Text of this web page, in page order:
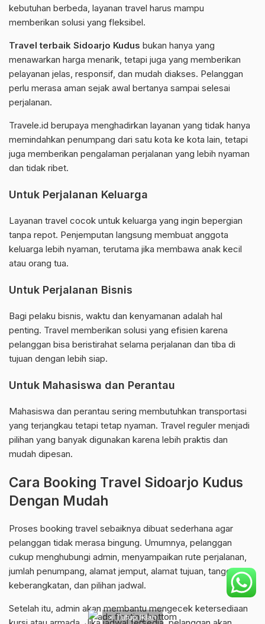
kebutuhan berbeda, layanan travel harus mampu
memberikan solusi yang fleksibel.
Travel terbaik Sidoarjo Kudus bukan hanya yang
menawarkan harga menarik, tetapi juga yang memberikan
pelayanan jelas, responsif, dan mudah diakses. Pelanggan
perlu merasa aman sejak awal bertanya sampai selesai
perjalanan.
Travele.id berupaya menghadirkan layanan yang tidak hanya
memindahkan penumpang dari satu kota ke kota lain, tetapi
juga memberikan pengalaman perjalanan yang lebih nyaman
dan tidak ribet.
Untuk Perjalanan Keluarga
Layanan travel cocok untuk keluarga yang ingin bepergian
tanpa repot. Penjemputan langsung membuat anggota
keluarga lebih nyaman, terutama jika membawa anak kecil
atau orang tua.
Untuk Perjalanan Bisnis
Bagi pelaku bisnis, waktu dan kenyamanan adalah hal
penting. Travel memberikan solusi yang efisien karena
pelanggan bisa beristirahat selama perjalanan dan tiba di
tujuan dengan lebih siap.
Untuk Mahasiswa dan Perantau
Mahasiswa dan perantau sering membutuhkan transportasi
yang terjangkau tetapi tetap nyaman. Travel reguler menjadi
pilihan yang banyak digunakan karena lebih praktis dan
mudah dipesan.
Cara Booking Travel Sidoarjo Kudus
Dengan Mudah
Proses booking travel sebaiknya dibuat sederhana agar
pelanggan tidak merasa bingung. Umumnya, pelanggan
cukup menghubungi admin, menyampaikan rute perjalanan,
jumlah penumpang, alamat jemput, alamat tujuan, tanggal
keberangkatan, dan pilihan jadwal.
Setelah itu, admin akan membantu mengecek ketersediaan
× Tutup Iklan